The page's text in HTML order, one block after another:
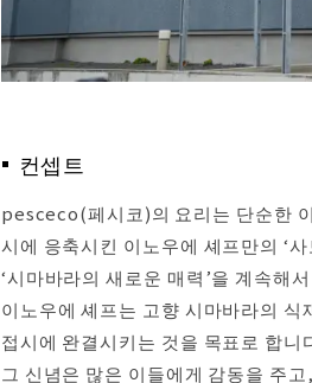
컨셉트
pesceco(페시코)의 요리는 단순한
시에 응축시킨 이노우에 셰프만의 ‘
‘시마바라의 새로운 매력’을 계속해
이노우에 셰프는 고향 시마바라의
접시에 완결시키는 것을 목표로 합니
그 신념은 많은 이들에게 감동을 주